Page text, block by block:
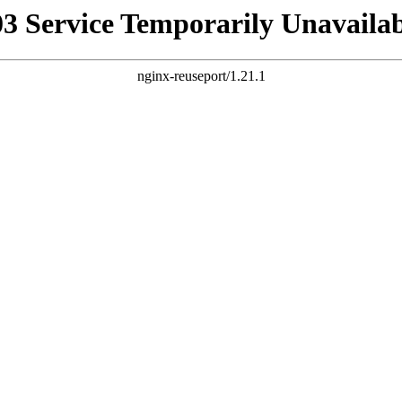
Service Temporarily
nginx-reuseport/1.21.1